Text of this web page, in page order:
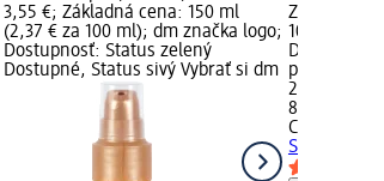
3,55 €; Základná cena: 150 ml
(2,37 € za 100 ml); dm značka logo;
Dostupnosť: Status zelený
Dostupné, Status sivý Vybrať si dm
Základná
100 ml);
Dostupné,
predajňu
20,35 €
89 ml
Chi
Seed Oil,